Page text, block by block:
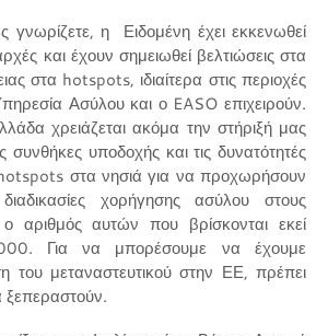
η Ειδομένη έχει εκκενωθεί
και έχουν σημειωθεί βελτιώσεις στα
στα hotspots, ιδιαίτερα στις περιοχές
Ασύλου και ο EASO επιχειρούν.
χρειάζεται ακόμα την στήριξή μας
συνθήκες υποδοχής και τις δυνατότητές
στα νησιά για να προχωρήσουν
χορήγησης ασύλου στους
αριθμός αυτών που βρίσκονται εκεί
Για να μπορέσουμε να έχουμε
του μεταναστευτικού στην ΕΕ, πρέπει
ξεπεραστούν.